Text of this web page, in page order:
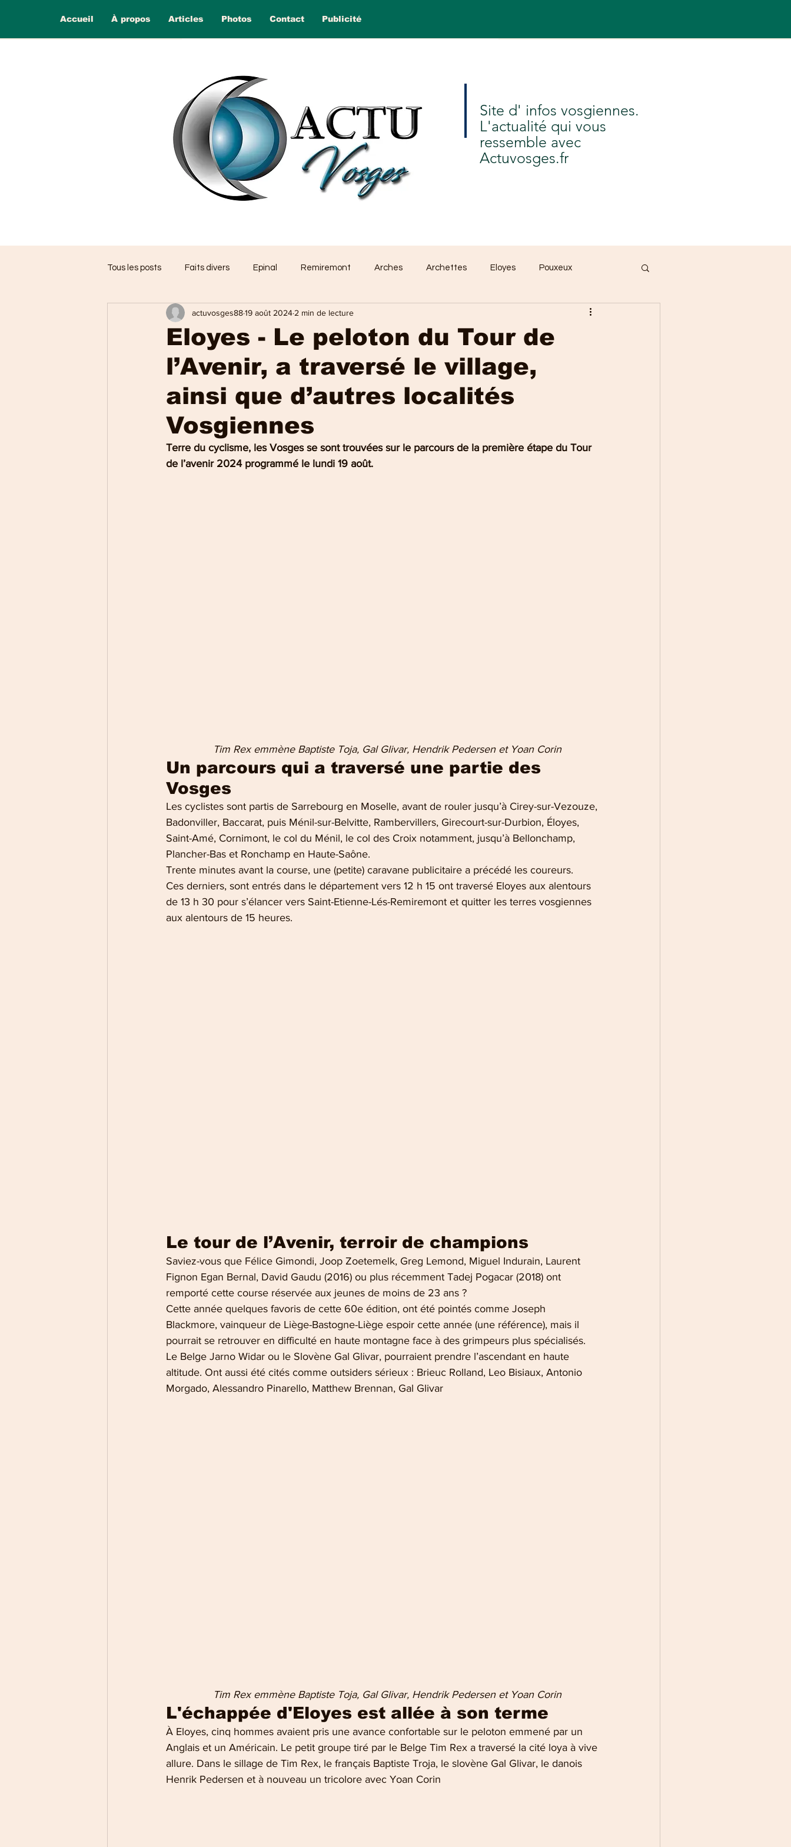
Accueil À propos Articles Photos Contact Publicité
Tous les posts Faits divers Epinal Remiremont Arches Archettes Eloyes Pouxeux
Saint-Nabord Dommartin Saint-Amé Vecoux
Ballons des Hautes Vosges Sports en vosges Mirecourt Culture en vosges
Région de Nancy
Charmes
Eloyes - Le peloton du Tour de
l’Avenir, a traversé le village,
ainsi que d’autres localités
Vosgiennes
actuvosges8819 août 2024 2 min de lecture
Terre du cyclisme, les Vosges se sont trouvées sur le parcours de la première étape du Tour
de l’avenir 2024 programmé le lundi 19 août.
Tim Rex emmène Baptiste Toja, Gal Glivar, Hendrik Pedersen et Yoan Corin
Un parcours qui a traversé une partie des
Vosges
Les cyclistes sont partis de Sarrebourg en Moselle, avant de rouler jusqu’à Cirey-sur-Vezouze,
Badonviller, Baccarat, puis Ménil-sur-Belvitte, Rambervillers, Girecourt-sur-Durbion, Éloyes,
Saint-Amé, Cornimont, le col du Ménil, le col des Croix notamment, jusqu’à Bellonchamp,
Plancher-Bas et Ronchamp en Haute-Saône.
Trente minutes avant la course, une (petite) caravane publicitaire a précédé les coureurs.
Ces derniers, sont entrés dans le département vers 12 h 15 ont traversé Eloyes aux alentours
de 13 h 30 pour s’élancer vers Saint-Etienne-Lés-Remiremont et quitter les terres vosgiennes
aux alentours de 15 heures.
Le tour de l’Avenir, terroir de champions
Saviez-vous que Félice Gimondi, Joop Zoetemelk, Greg Lemond, Miguel Indurain, Laurent
Fignon Egan Bernal, David Gaudu (2016) ou plus récemment Tadej Pogacar (2018) ont
remporté cette course réservée aux jeunes de moins de 23 ans ?
Cette année quelques favoris de cette 60e édition, ont été pointés comme Joseph
Blackmore, vainqueur de Liège-Bastogne-Liège espoir cette année (une référence), mais il
pourrait se retrouver en difficulté en haute montagne face à des grimpeurs plus spécialisés.
Le Belge Jarno Widar ou le Slovène Gal Glivar, pourraient prendre l’ascendant en haute
altitude. Ont aussi été cités comme outsiders sérieux : Brieuc Rolland, Leo Bisiaux, Antonio
Morgado, Alessandro Pinarello, Matthew Brennan, Gal Glivar
Tim Rex emmène Baptiste Toja, Gal Glivar, Hendrik Pedersen et Yoan Corin
L'échappée d'Eloyes est allée à son terme
À Eloyes, cinq hommes avaient pris une avance confortable sur le peloton emmené par un
Anglais et un Américain. Le petit groupe tiré par le Belge Tim Rex a traversé la cité loya à vive
allure. Dans le sillage de Tim Rex, le français Baptiste Troja, le slovène Gal Glivar, le danois
Henrik Pedersen et à nouveau un tricolore avec Yoan Corin
Site d' infos vosgiennes.
L'actualité qui vous
ressemble avec
Actuvosges.fr